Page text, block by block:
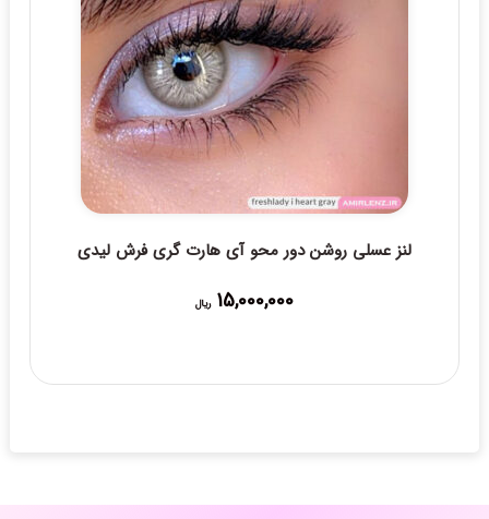
لنز عسلی روشن دور محو آی هارت گری فرش لیدی
15,000,000 ریال